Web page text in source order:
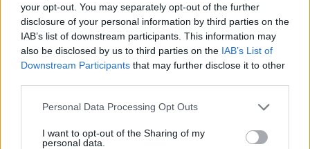
your opt-out. You may separately opt-out of the further
disclosure of your personal information by third parties on the
IAB’s list of downstream participants. This information may
also be disclosed by us to third parties on the IAB’s List of
Downstream Participants that may further disclose it to other
Personal Data Processing Opt Outs
I want to opt-out of the Sharing of my
personal data.
Comentari: